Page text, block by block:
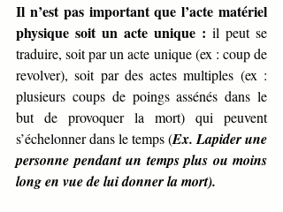
Il n’est pas important que l’acte matériel
physique soit un acte unique : il peut se
traduire, soit par un acte unique (ex : coup de
revolver), soit par des actes multiples (ex :
plusieurs coups de poings assénés dans le
but de provoquer la mort) qui peuvent
s’échelonner dans le temps (Ex. Lapider une
personne pendant un temps plus ou moins
long en vue de lui donner la mort).